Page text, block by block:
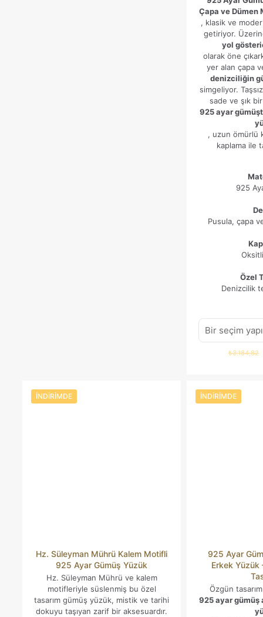
Daha sonraki yorumlarımda kullanılması için adım, e-posta
Çapa ve Dümen
, klasik ve
getiriyor.
yol
olarak öne
yer alan çapa
denizciliğin
simgeliyor.
sade ve şık
925 ayar
, uzun ömürlü
kaplama ile
925
Pusula, çapa
Özel
Denizcilik
₺3.184,82
İNDIRIMDE
Hz. Süleyman Mührü Kalem Motifli
925 Ayar Gümüş Yüzük
Hz. Süleyman Mührü ve kalem
motifleriyle süslenmiş bu özel
tasarım gümüş yüzük, mistik ve tarihi
dokuyu taşıyan zarif bir aksesuardır.
İNDIRIMDE
925 Ayar
Erkek Yüzük
Özgün
925 ayar